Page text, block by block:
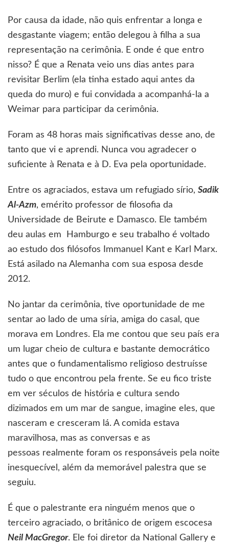
Por causa da idade, não quis enfrentar a longa e
desgastante viagem; então delegou à filha a sua
representação na cerimônia. E onde é que entro
nisso? É que a Renata veio uns dias antes para
revisitar Berlim (ela tinha estado aqui antes da
queda do muro) e fui convidada a acompanhá-la a
Weimar para participar da cerimônia.
Foram as 48 horas mais significativas desse ano, de
tanto que vi e aprendi. Nunca vou agradecer o
suficiente à Renata e à D. Eva pela oportunidade.
Entre os agraciados, estava um refugiado sírio, Sadik
Al-Azm, emérito professor de filosofia da
Universidade de Beirute e Damasco. Ele também
deu aulas em Hamburgo e seu trabalho é voltado
ao estudo dos filósofos Immanuel Kant e Karl Marx.
Está asilado na Alemanha com sua esposa desde
2012.
No jantar da cerimônia, tive oportunidade de me
sentar ao lado de uma síria, amiga do casal, que
morava em Londres. Ela me contou que seu país era
um lugar cheio de cultura e bastante democrático
antes que o fundamentalismo religioso destruísse
tudo o que encontrou pela frente. Se eu fico triste
em ver séculos de história e cultura sendo
dizimados em um mar de sangue, imagine eles, que
nasceram e cresceram lá. A comida estava
maravilhosa, mas as conversas e as
pessoas realmente foram os responsáveis pela noite
inesquecível, além da memorável palestra que se
seguiu.
É que o palestrante era ninguém menos que o
terceiro agraciado, o britânico de origem escocesa
Neil MacGregor. Ele foi diretor da National Gallery e